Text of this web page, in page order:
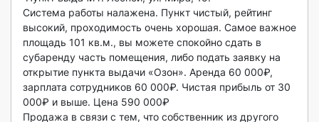
Система работы налажена. Пункт чистый, рейтинг
высокий, проходимость очень хорошая. Самое важное
площадь 101 кв.м., вы можете спокойно сдать в
субаренду часть помещения, либо подать заявку на
открытие пункта выдачи «Озон». Аренда 60 000₽,
зарплата сотрудников 60 000₽. Чистая прибыль от 30
000₽ и выше. Цена 590 000₽
Продажа в связи с тем, что собственник из другого